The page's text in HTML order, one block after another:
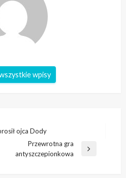
wpisy
ojca Dody
Przewrotna gra
antyszczepionkowa